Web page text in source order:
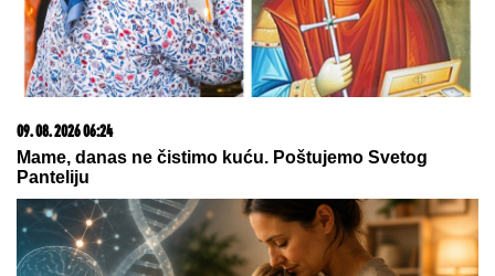
09. 08. 2026 08:41
Задржавање осумњиченом за пријетње полицајцу